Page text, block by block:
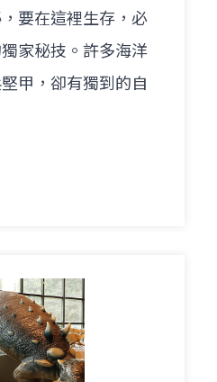
要在這裡生存，必
家秘技。許多海洋
甲，卻有獨到的自